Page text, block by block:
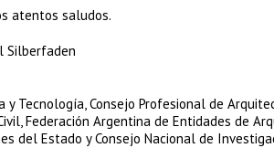
atentos saludos.
Silberfaden
y Tecnología, Consejo Profesional de
Federación Argentina de Entidades de
del Estado y Consejo Nacional de